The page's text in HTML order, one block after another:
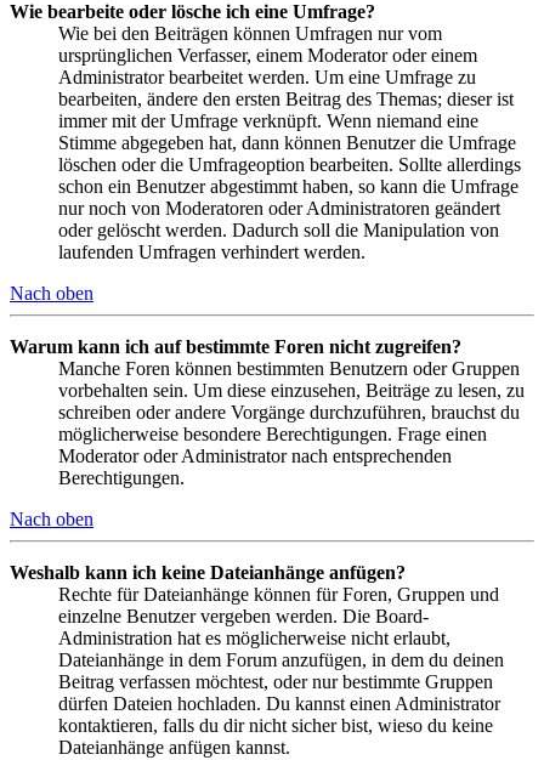
Wie bearbeite oder lösche ich eine Umfrage?
Wie bei den Beiträgen können Umfragen nur vom
ursprünglichen Verfasser, einem Moderator oder einem
Administrator bearbeitet werden. Um eine Umfrage zu
bearbeiten, ändere den ersten Beitrag des Themas; dieser ist
immer mit der Umfrage verknüpft. Wenn niemand eine
Stimme abgegeben hat, dann können Benutzer die Umfrage
löschen oder die Umfrageoption bearbeiten. Sollte allerdings
schon ein Benutzer abgestimmt haben, so kann die Umfrage
nur noch von Moderatoren oder Administratoren geändert
oder gelöscht werden. Dadurch soll die Manipulation von
laufenden Umfragen verhindert werden.
Nach oben
Warum kann ich auf bestimmte Foren nicht zugreifen?
Manche Foren können bestimmten Benutzern oder Gruppen
vorbehalten sein. Um diese einzusehen, Beiträge zu lesen, zu
schreiben oder andere Vorgänge durchzuführen, brauchst du
möglicherweise besondere Berechtigungen. Frage einen
Moderator oder Administrator nach entsprechenden
Berechtigungen.
Nach oben
Weshalb kann ich keine Dateianhänge anfügen?
Rechte für Dateianhänge können für Foren, Gruppen und
einzelne Benutzer vergeben werden. Die Board-
Administration hat es möglicherweise nicht erlaubt,
Dateianhänge in dem Forum anzufügen, in dem du deinen
Beitrag verfassen möchtest, oder nur bestimmte Gruppen
dürfen Dateien hochladen. Du kannst einen Administrator
kontaktieren, falls du dir nicht sicher bist, wieso du keine
Dateianhänge anfügen kannst.